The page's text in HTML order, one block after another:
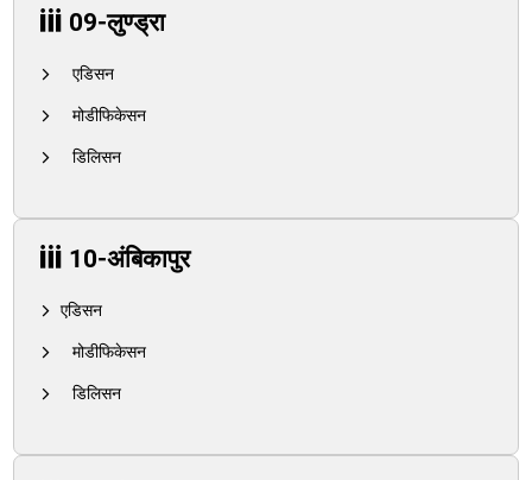
09-लुण्ड्रा
एडिसन
मोडीफिकेसन
डिलिसन
10-अंबिकापुर
एडिसन
मोडीफिकेसन
डिलिसन